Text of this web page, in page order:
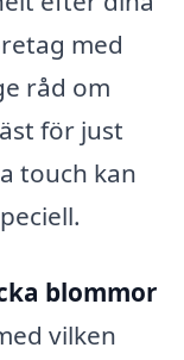
med
råd om
för just
touch kan
blommor
vilken